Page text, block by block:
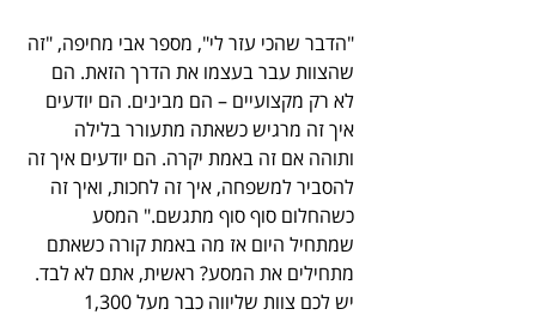
"הדבר שהכי עזר לי", מספר אבי מחיפה, "זה
שהצוות עבר בעצמו את הדרך הזאת. הם
לא רק מקצועיים – הם מבינים. הם יודעים
איך זה מרגיש כשאתה מתעורר בלילה
ותוהה אם זה באמת יקרה. הם יודעים איך זה
להסביר למשפחה, איך זה לחכות, ואיך זה
כשהחלום סוף סוף מתגשם." המסע
שמתחיל היום אז מה באמת קורה כשאתם
מתחילים את המסע? ראשית, אתם לא לבד.